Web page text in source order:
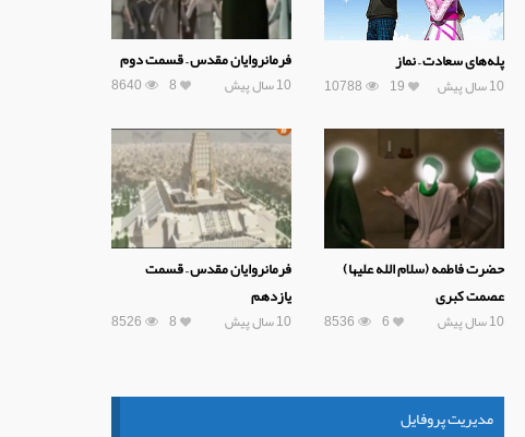
پله‌های سعادت – نماز
10 سال پیش 10788 19
فرمانروایان مقدس – قسمت دوم
10 سال پیش 8640 8
حضرت فاطمه (سلام الله علیها)
عصمت کبری
10 سال پیش 8536 6
فرمانروایان مقدس – قسمت
یازدهم
10 سال پیش 8526 8
مدیریت پروفایل